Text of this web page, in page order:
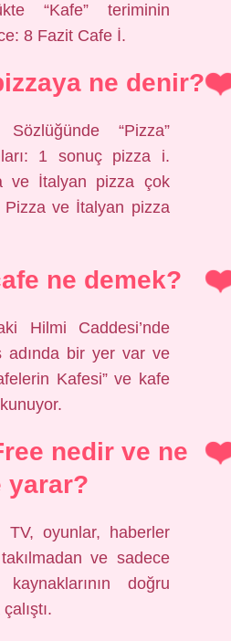
“Kafe” teriminin
8 Fazit Cafe İ.
ne denir?
“Pizza”
1 sonuç pizza i.
ve İtalyan pizza çok
Pizza ve İtalyan pizza
ne demek?
Hilmi Caddesi’nde
adında bir yer var ve
Kafesi” ve kafe
nedir ve ne
yarar?
TV, oyunlar, haberler
ve sadece
doğru